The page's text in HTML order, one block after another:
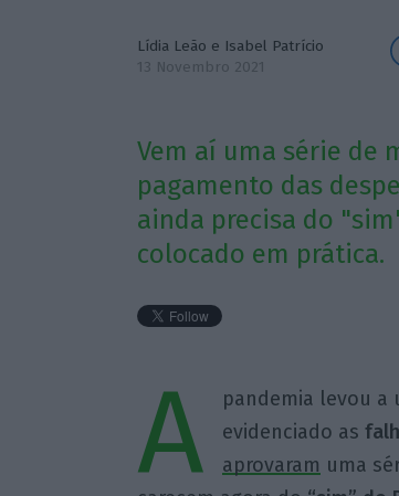
Lídia Leão e Isabel Patrício
13 Novembro 2021
Vem aí uma série de
pagamento das
ainda precisa do
colocado em prática.
A pandemia levou a
evidenciado as
aprovaram uma